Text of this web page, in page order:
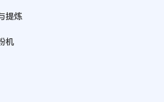
提炼
机